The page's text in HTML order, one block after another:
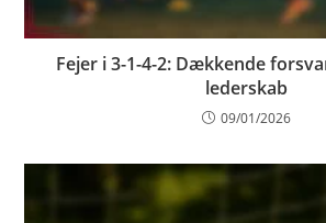
Fejer i 3-1-4-2: Dækkende
lederskab
09/01/2026